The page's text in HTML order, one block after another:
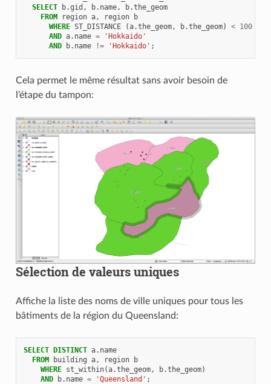
SELECT
b.gid , b. name, b.the_geom
FROM
region a, region
b
WHERE ST_DISTANCE (a.the_geom, b.the_geom) < 100
AND a. name =
'Hokkaido'
AND
b. name != 'Hokkaido' ;
Cela permet le même résultat sans avoir besoin de
l’étape du tampon:
Sélection de valeurs uniques
Affiche la liste des noms de ville uniques pour tous les
bâtiments de la région du Queensland:
SELECT DISTINCT a. name
FROM
building a, region
b
WHERE st_within(a.the_geom, b.the_geom)
AND
b. name = 'Queensland' ;